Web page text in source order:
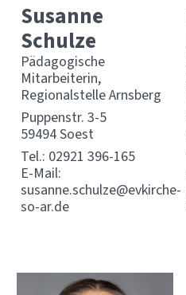
Susanne
Schulze
Pädagogische
Mitarbeiterin,
Regionalstelle Arnsberg
Puppenstr. 3-5
59494 Soest
Tel.: 02921 396-165
E-Mail:
susanne.schulze@evkirche-
so-ar.de